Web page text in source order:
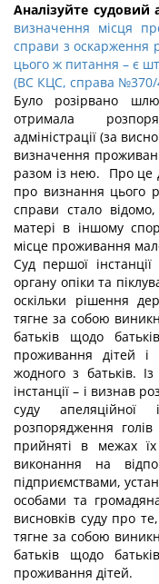
Аналізуйте судовий
визначення місця
справи з оскарження
цього ж питання – є
(ВС КЦС, справа №370/
Було розірвано
отримала
адміністрації (за
визначення
разом із нею. Про це
про визнання цього
справи стало
матері в іншому
місце проживання
Суд першої
органу опіки та
оскільки рішення
тягне за собою
батьків щодо
проживання дітей
жодного з батьків.
інстанції – і визнав
суду
розпорядження
прийняті в межах
виконання на
підприємствами,
особами та
висновків суду про
тягне за собою
батьків щодо
проживання дітей.